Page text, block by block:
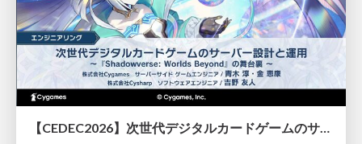
【CEDEC2026】次世代デジタルカードゲームのサーバー設計と運用 〜『Shadowverse: Worlds Beyond』の舞台裏～